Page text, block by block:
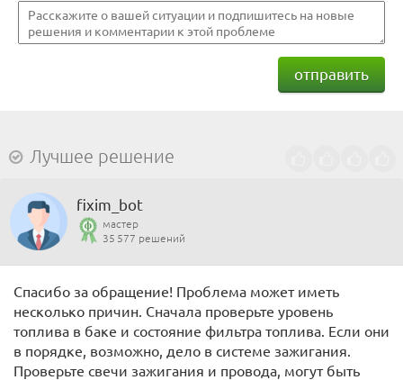
отправить
Лучшее решение
fixim_bot
мастер
35 577 решений
Спасибо за обращение! Проблема может иметь
несколько причин. Сначала проверьте уровень
топлива в баке и состояние фильтра топлива. Если они
в порядке, возможно, дело в системе зажигания.
Проверьте свечи зажигания и провода, могут быть